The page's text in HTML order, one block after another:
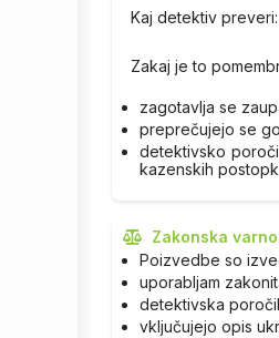
Kaj detektiv
Zakaj je to
zagotavlja se
preprečujejo se
detektivsko
kazenskih
Zakonska
Poizvedbe so
uporabljam
detektivska
vključujejo opis